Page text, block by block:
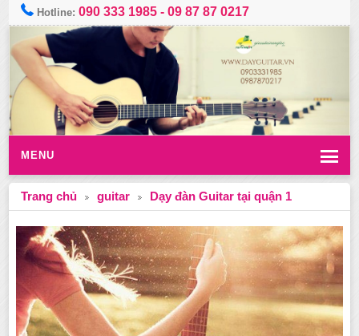
Hotline:090 333 1985 -09 87 87 0217
MENU
Trang chủ guitar Dạy đàn Guitar tại quận 1